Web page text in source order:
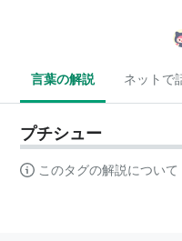
言葉の解説 ネットで
プチシュー
このタグの解説について